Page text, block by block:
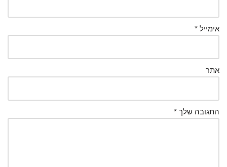
אימייל *
אתר
התגובה שלך *